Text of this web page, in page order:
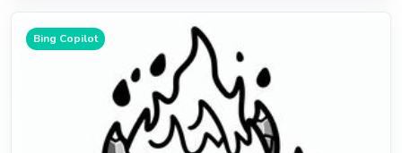
Bing Copilot